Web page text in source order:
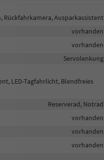
Rückfahrkamera, Ausparkassistent
vorhanden
vorhanden
Servolenkung
LED-Tagfahrlicht, Blendfreies
Reserverad, Notrad
vorhanden
vorhanden
vorhanden